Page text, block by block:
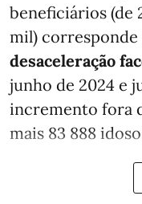
beneficiários (de
mil) corresponde
desaceleração
junho de 2024 e
incremento fora
mais 83 888